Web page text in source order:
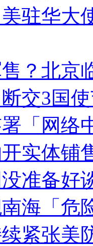
美驻华
？北京
交3国
「网络
实体铺
准备好
海「危
紧张美